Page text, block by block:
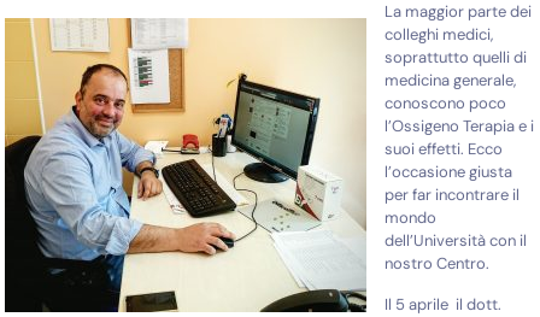
La maggior parte dei
colleghi medici,
soprattutto quelli di
medicina generale,
conoscono poco
l’Ossigeno Terapia e i
suoi effetti. Ecco
l’occasione giusta
per far incontrare il
mondo
dell’Università con il
nostro Centro.
Il 5 aprile il dott.